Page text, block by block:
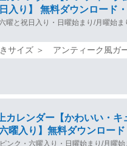
入り】 無料ダウンロード
曜と祝日入り・日曜始まり/月曜始ま
きサイズ ＞ アンティーク風ガ
カレンダー【かわいい・
曜入り】無料ダウンロード
ンク・六曜入り・日曜始まり/月曜始